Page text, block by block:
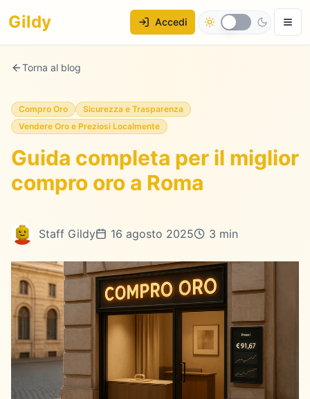
Gildy Accedi
Torna al blog
Compro Oro
Sicurezza e Trasparenza
Vendere Oro e Preziosi Localmente
Guida completa per il miglior
compro oro a Roma
Staff Gildy 16 agosto 2025 3 min